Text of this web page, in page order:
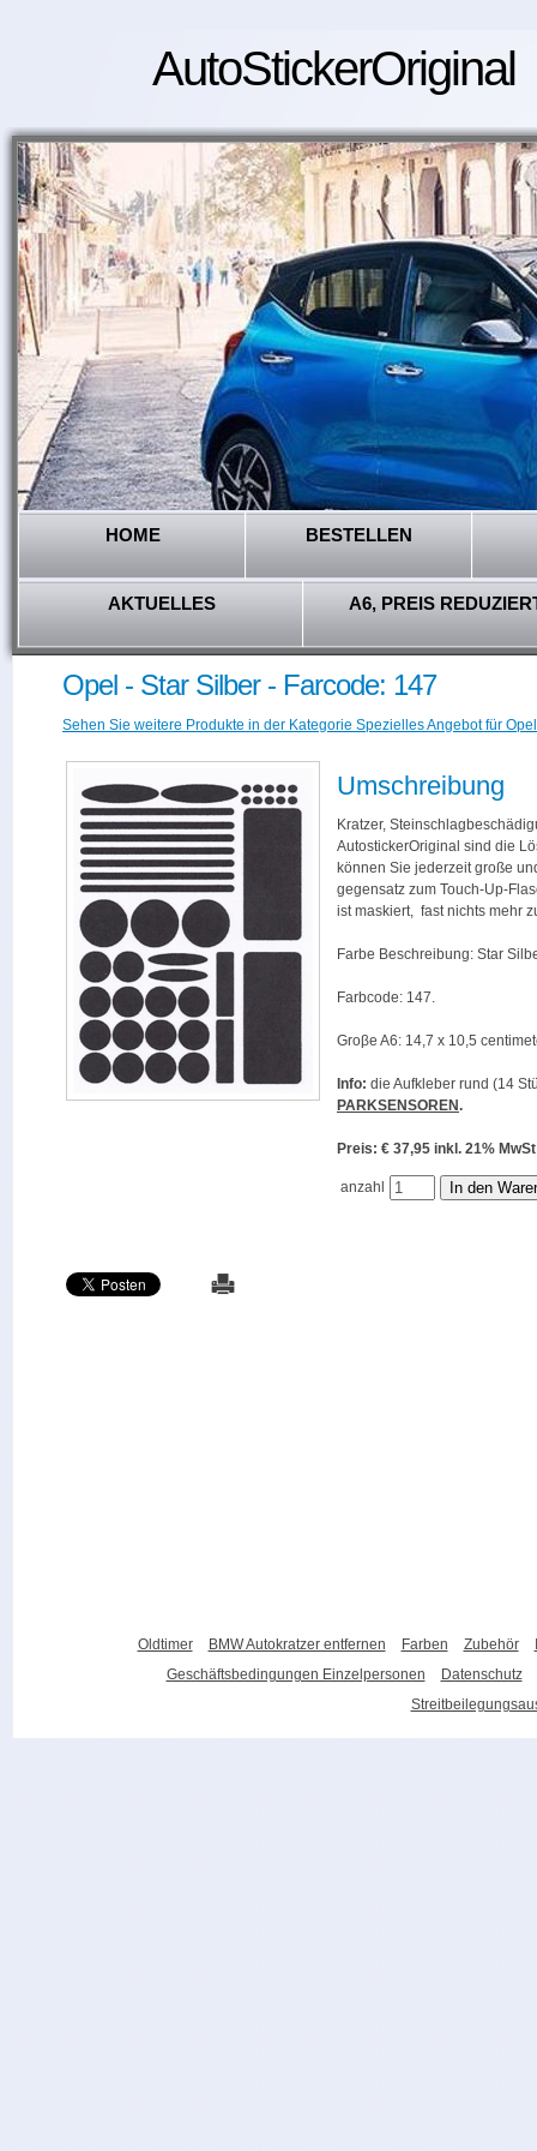
AutoStickerOriginal
HOME BESTELLEN
AKTUELLES A6, PREIS
Opel - Star Silber - Farcode: 147
Sehen Sie weitere Produkte in der Kategorie Spezielles Angebot für
Umschreibung
Kratzer,
AutostickerOriginal sind die
können Sie jederzeit große
gegensatz zum Touch-Up-
ist maskiert, fast nichts mehr
Farbe Beschreibung: Star
Farbcode: 147.
Groβe A6: 14,7 x 10,5
Info: die Aufkleber rund (14
PARKSENSOREN.
Preis: € 37,95 inkl. 21%
anzahl
Oldtimer BMW Autokratzer entfernen Farben Zubehör
Geschäftsbedingungen Einzelpersonen
Datenschutz